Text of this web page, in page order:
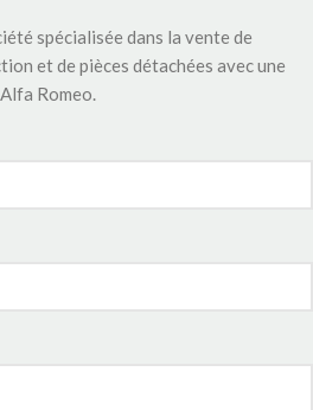
spécialisée dans la vente de
et de pièces détachées avec une
Romeo.